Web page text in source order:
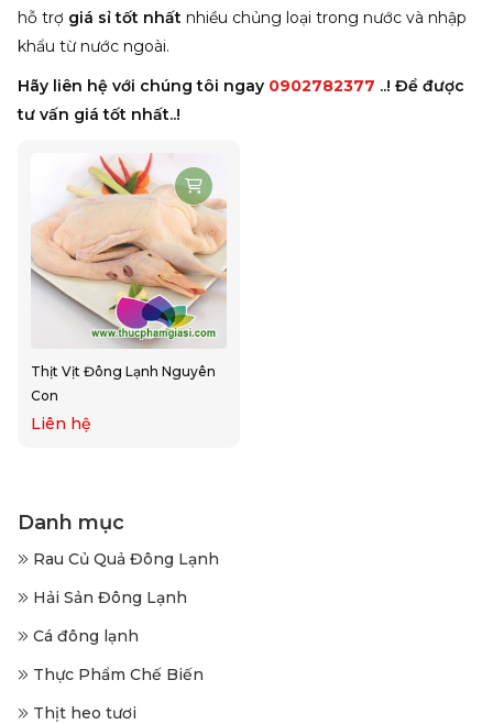
Danh mục
Rau Củ Quả Đông Lạnh
Hải Sản Đông Lạnh
Cá đông lạnh
Thực Phẩm Chế Biến
Thịt heo tươi
hỗ trợ giá sỉ tốt nhất nhiều chủng loại trong nước và nhập
khẩu từ nước ngoài.
Hãy liên hệ với chúng tôi ngay 0902782377 ..! Để được
tư vấn giá tốt nhất..!
Thịt Vịt Đông Lạnh Nguyên
Con
Liên hệ